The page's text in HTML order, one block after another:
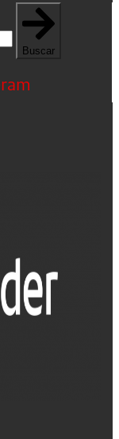
Buscar